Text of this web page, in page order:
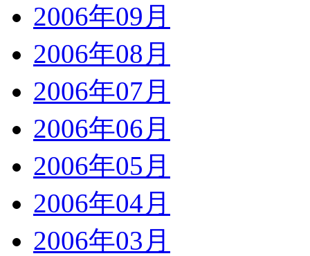
2006年09月
2006年08月
2006年07月
2006年06月
2006年05月
2006年04月
2006年03月